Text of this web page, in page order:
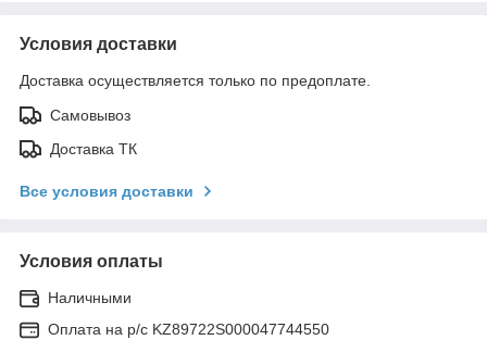
Условия доставки
Доставка осуществляется только по предоплате.
Самовывоз
Доставка ТК
Все условия доставки
Условия оплаты
Наличными
Оплата на р/с KZ89722S000047744550